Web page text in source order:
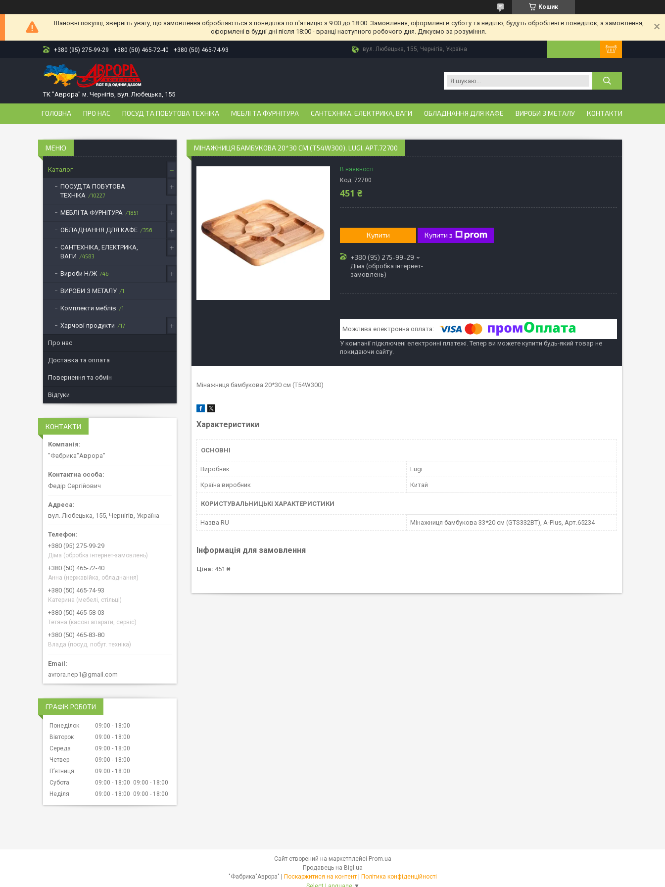
Кошик
Шановні покупці, зверніть увагу, що замовлення обробляються з понеділка по п'ятницю з 9:00 до 18:00. Замовлення, оформлені в суботу та неділю, будуть оброблені в понеділок, а замовлення,
оформлені в будні дні після 18:00 - вранці наступного робочого дня. Дякуємо за розуміння.
+380 (95) 275-99-29 +380 (50) 465-72-40 +380 (50) 465-74-93 вул. Любецька, 155, Чернігів, Україна
ТК "Аврора" м. Чернігів, вул. Любецька, 155
ГОЛОВНА ПРО НАС ПОСУД ТА ПОБУТОВА ТЕХНІКА МЕБЛІ ТА ФУРНІТУРА САНТЕХНІКА, ЕЛЕКТРИКА, ВАГИ ОБЛАДНАННЯ ДЛЯ КАФЕ ВИРОБИ З МЕТАЛУ КОНТАКТИ
МІНАЖНИЦЯ БАМБУКОВА 20*30 СМ (T54W300), LUGI, АРТ.72700
В наявності
Код: 72700
451 ₴
Купити Купити з
+380 (95) 275-99-29
Діма (обробка інтернет-
замовлень)
У компанії підключені електронні платежі. Тепер ви можете купити будь-який товар не
покидаючи сайту.
Мінажниця бамбукова 20*30 см (T54W300)
Характеристики
ОСНОВНІ
Виробник Lugi
Країна виробник Китай
КОРИСТУВАЛЬНИЦЬКІ ХАРАКТЕРИСТИКИ
Назва RU Мінажниця бамбукова 33*20 см (GTS332BT), A-Plus, Арт.65234
Інформація для замовлення
Ціна: 451 ₴
Каталог
ПОСУД ТА ПОБУТОВА
ТЕХНІКА
10227
МЕБЛІ ТА ФУРНІТУРА 1851
ОБЛАДНАННЯ ДЛЯ КАФЕ 356
САНТЕХНІКА, ЕЛЕКТРИКА,
ВАГИ
4583
Вироби Н/Ж 46
ВИРОБИ З МЕТАЛУ 1
Комплекти меблів 1
Харчові продукти 17
Про нас
Доставка та оплата
Повернення та обмін
Відгуки
КОНТАКТИ
"Фабрика"Аврора"
Федір Сергійович
вул. Любецька, 155, Чернігів, Україна
+380 (95) 275-99-29
Діма (обробка інтернет-замовлень)
+380 (50) 465-72-40
Анна (нержавійка, обладнання)
+380 (50) 465-74-93
Катерина (мебелі, стільці)
+380 (50) 465-58-03
Тетяна (касові апарати, сервіс)
+380 (50) 465-83-80
Влада (посуд, побут. техніка)
avrora.nep1@gmail.com
ГРАФІК РОБОТИ
Понеділок 09:00
18:00
Вівторок
09:00
18:00
Середа
09:00
18:00
Четвер
09:00
18:00
Пʼятниця
09:00
18:00
Субота
09:00 18:00 09:00
18:00
Неділя
09:00 18:00 09:00 18:00
Сайт створений на маркетплейсі Prom.ua
Продавець на Bigl.ua
Поскаржитися на контент
Політика конфіденційності